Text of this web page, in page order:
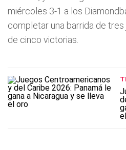
miércoles 3-1 a los
completar una barrida de tres
de cinco victorias.